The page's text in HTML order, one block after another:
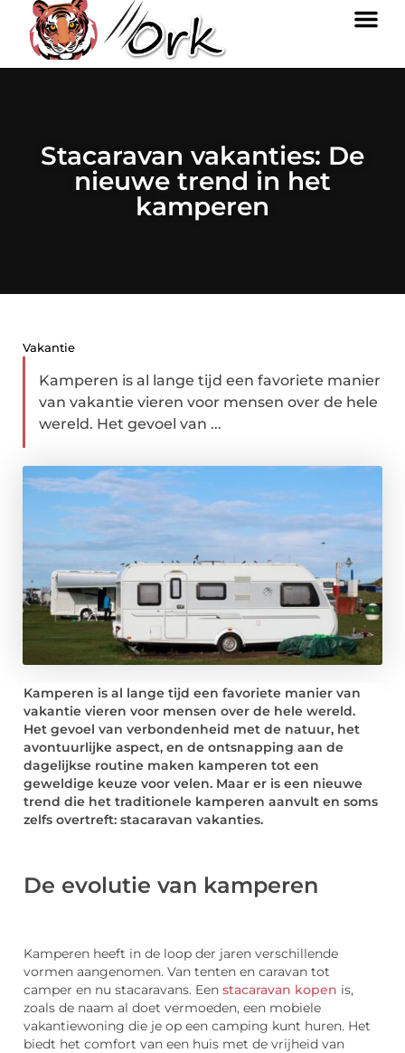
Stacaravan vakanties: De
nieuwe trend in het
kamperen
Vakantie
Kamperen is al lange tijd een favoriete manier
van vakantie vieren voor mensen over de hele
wereld. Het gevoel van ...
Kamperen is al lange tijd een favoriete manier van
vakantie vieren voor mensen over de hele wereld.
Het gevoel van verbondenheid met de natuur, het
avontuurlijke aspect, en de ontsnapping aan de
dagelijkse routine maken kamperen tot een
geweldige keuze voor velen. Maar er is een nieuwe
trend die het traditionele kamperen aanvult en soms
zelfs overtreft: stacaravan vakanties.
De evolutie van kamperen
Kamperen heeft in de loop der jaren verschillende
vormen aangenomen. Van tenten en caravan tot
camper en nu stacaravans. Een stacaravan kopen is,
zoals de naam al doet vermoeden, een mobiele
vakantiewoning die je op een camping kunt huren. Het
biedt het comfort van een huis met de vrijheid van